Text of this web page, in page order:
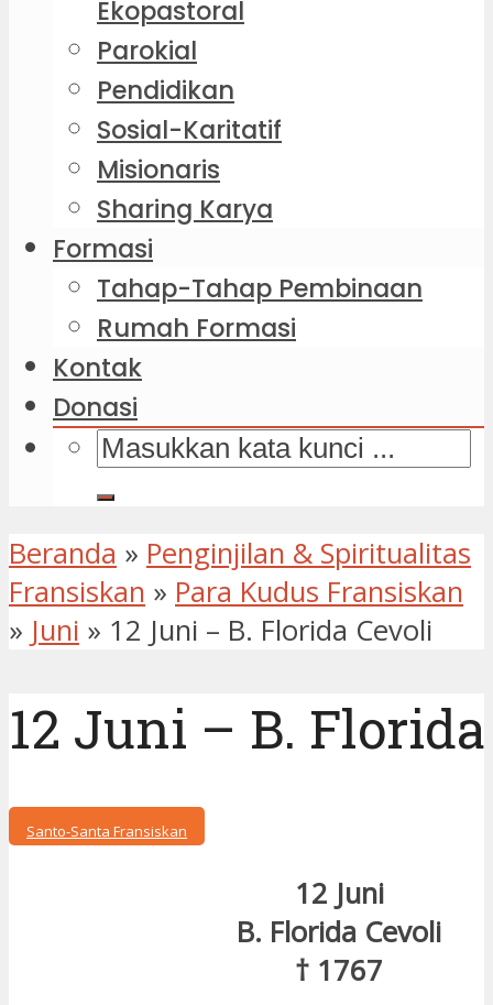
Ekopastoral
Parokial
Pendidikan
Sosial-Karitatif
Misionaris
Sharing Karya
Formasi
Tahap-Tahap Pembinaan
Rumah Formasi
Kontak
Donasi
Beranda » Penginjilan & Spiritualitas
Fransiskan » Para Kudus Fransiskan
» Juni » 12 Juni – B. Florida Cevoli
12 Juni – B.
Santo-Santa Fransiskan
12 Juni
B. Florida Cevoli
† 1767